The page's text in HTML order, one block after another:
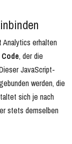
Analytics erhalten
, der die
JavaScript-
werden, die
sich je nach
stets demselben